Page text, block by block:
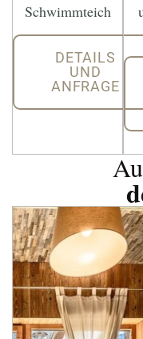
Schwimmteich
DETAILS
UND
ANFRAGE